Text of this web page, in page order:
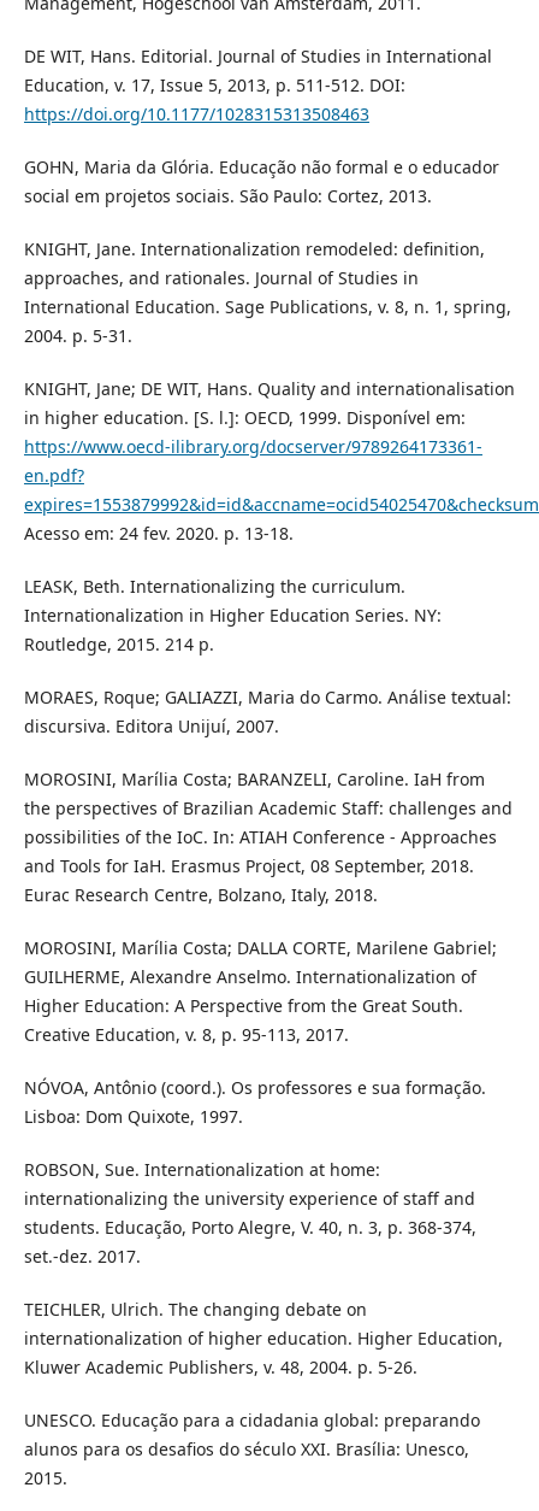
DE WIT, Hans. Editorial. Journal of Studies in International
Education, v. 17, Issue 5, 2013, p. 511-512. DOI:
https://doi.org/10.1177/1028315313508463
GOHN, Maria da Glória. Educação não formal e o educador
social em projetos sociais. São Paulo: Cortez, 2013.
KNIGHT, Jane. Internationalization remodeled: definition,
approaches, and rationales. Journal of Studies in
International Education. Sage Publications, v. 8, n. 1, spring,
2004. p. 5-31.
KNIGHT, Jane; DE WIT, Hans. Quality and internationalisation
in higher education. [S. l.]: OECD, 1999. Disponível em:
https://www.oecd-ilibrary.org/docserver/9789264173361-
en.pdf?
Acesso em: 24 fev. 2020. p. 13-18.
LEASK, Beth. Internationalizing the curriculum.
Internationalization in Higher Education Series. NY:
Routledge, 2015. 214 p.
MORAES, Roque; GALIAZZI, Maria do Carmo. Análise textual:
discursiva. Editora Unijuí, 2007.
MOROSINI, Marília Costa; BARANZELI, Caroline. IaH from
the perspectives of Brazilian Academic Staff: challenges and
possibilities of the IoC. In: ATIAH Conference - Approaches
and Tools for IaH. Erasmus Project, 08 September, 2018.
Eurac Research Centre, Bolzano, Italy, 2018.
MOROSINI, Marília Costa; DALLA CORTE, Marilene Gabriel;
GUILHERME, Alexandre Anselmo. Internationalization of
Higher Education: A Perspective from the Great South.
Creative Education, v. 8, p. 95-113, 2017.
NÓVOA, Antônio (coord.). Os professores e sua formação.
Lisboa: Dom Quixote, 1997.
ROBSON, Sue. Internationalization at home:
internationalizing the university experience of staff and
students. Educação, Porto Alegre, V. 40, n. 3, p. 368-374,
set.-dez. 2017.
TEICHLER, Ulrich. The changing debate on
internationalization of higher education. Higher Education,
Kluwer Academic Publishers, v. 48, 2004. p. 5-26.
UNESCO. Educação para a cidadania global: preparando
alunos para os desafios do século XXI. Brasília: Unesco,
2015.